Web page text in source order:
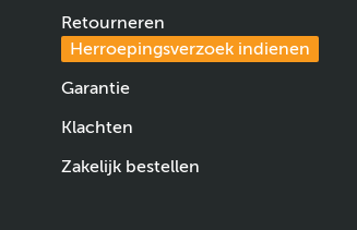
Retourneren
Herroepingsverzoek indienen
Garantie
Klachten
Zakelijk bestellen